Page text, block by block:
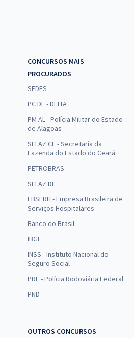
CONCURSOS MAIS
PROCURADOS
SEDES
PC DF - DELTA
PM AL - Polícia Militar do Estado
de Alagoas
SEFAZ CE - Secretaria da
Fazenda do Estado do Ceará
PETROBRAS
SEFAZ DF
EBSERH - Empresa Brasileira de
Serviços Hospitalares
Banco do Brasil
IBGE
INSS - Instituto Nacional do
Seguro Social
PRF - Polícia Rodoviária Federal
PND
OUTROS CONCURSOS